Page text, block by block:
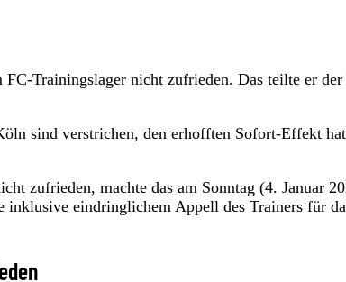
Trainingslager nicht zufrieden. Das teilte er der
sind verstrichen, den erhofften Sofort-Effekt
zufrieden, machte das am Sonntag (4. Januar
inklusive eindringlichem Appell des Trainers für